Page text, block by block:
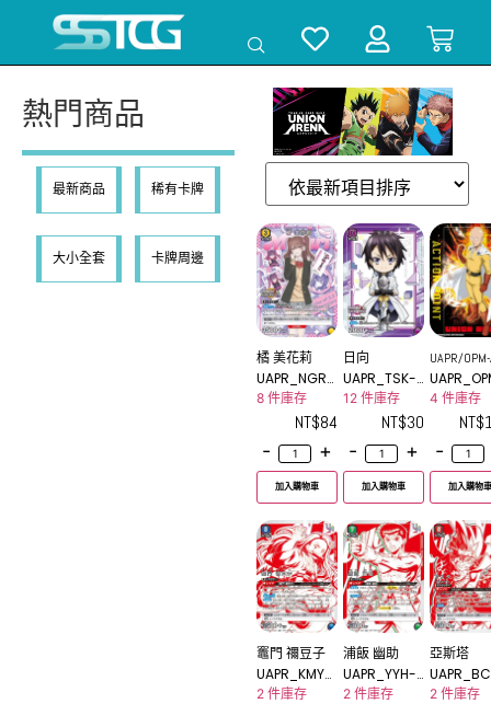
熱門商品
最新商品 稀有卡牌
大小全套 卡牌周邊
橘 美花莉
UAPR_NGR-
1-016U
8 件庫存
NT$84
-
+
加入購物車
日向
UAPR_TSK-2
-031C
12 件庫存
NT$30
-
+
加入購物車
UAPR/
2
AP02
4 件庫存
NT$
-
加入購物車
竈門 禰豆子
UAPR_KMY-
3-021UR
2 件庫存
浦飯 幽助
UAPR_YYH-1
-038UR
2 件庫存
亞斯塔
1-075UR
2 件庫存